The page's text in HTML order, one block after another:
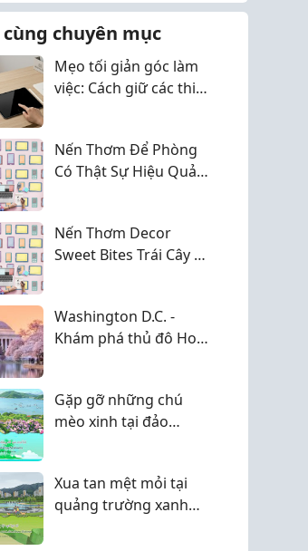
hoặc cách bố trí bàn làm
việc khôn...
cùng chuyên mục
Mẹo tối giản góc làm
việc: Cách giữ các thiết
Nến Thơm Để Phòng
Có Thật Sự Hiệu Quả?
Chuyện Của Nến
Nến Thơm Decor
Sweet Bites Trái Cây &
Washington D.C. -
Khám phá thủ đô Hoa
Gặp gỡ những chú
mèo xinh tại đảo
Xua tan mệt mỏi tại
quảng trường xanh